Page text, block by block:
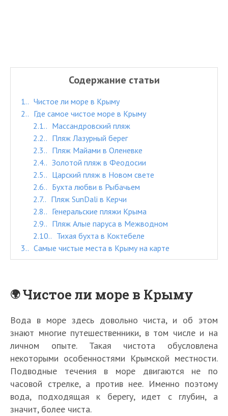
Содержание статьи
1.
Чистое ли море в Крыму
2.
Где самое чистое море в Крыму
2.1.
Массандровский пляж
2.2.
Пляж Лазурный берег
2.3.
Пляж Майами в Оленевке
2.4.
Золотой пляж в Феодосии
2.5.
Царский пляж в Новом свете
2.6.
Бухта любви в Рыбачьем
2.7.
Пляж SunDali в Керчи
2.8.
Генеральские пляжи Крыма
2.9.
Пляж Алые паруса в Межводном
2.10.
Тихая бухта в Коктебеле
3.
Самые чистые места в Крыму на карте
Чистое ли море в Крыму
Вода в море здесь довольно чиста, и об этом
знают многие путешественники, в том числе и на
личном опыте. Такая чистота обусловлена
некоторыми особенностями Крымской местности.
Подводные течения в море двигаются не по
часовой стрелке, а против нее. Именно поэтому
вода, подходящая к берегу, идет с глубин, а
значит, более чиста.